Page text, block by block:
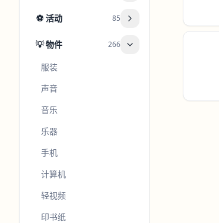
⚽ 活动 85
💡物件 266
服装
声音
音乐
乐器
手机
计算机
轻视频
印书纸